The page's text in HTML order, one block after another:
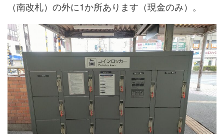
（南改札）の外に1か所あります（現金のみ）。